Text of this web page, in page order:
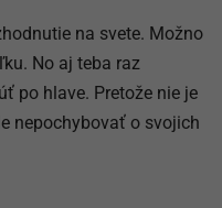
na svete. Možno
No aj teba raz
po hlave. Pretože nie je
nepochybovať o svojich